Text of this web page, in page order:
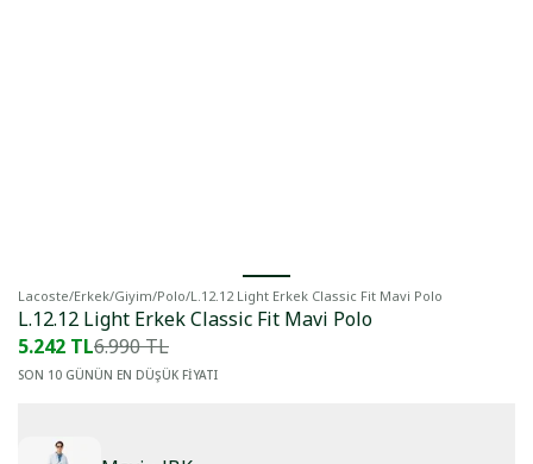
Lacoste/Erkek/Giyim/Polo/L.12.12 Light Erkek Classic Fit Mavi Polo
L.12.12 Light Erkek Classic Fit Mavi Polo
5.242 TL6.990 TL
SON 10 GÜNÜN EN DÜŞÜK FİYATI